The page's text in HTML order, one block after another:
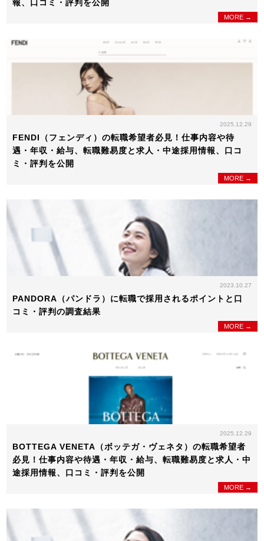
報、口コミ・評判を公開
MORE →
2025.12.29
FENDI（フェンディ）の転職希望者必見！仕事内容や待
遇・年収・給与、転職難易度と求人・中途採用情報、口コ
ミ・評判を公開
MORE →
2023.10.27
PANDORA（パンドラ）に転職で採用されるポイントと口
コミ・評判の調査結果
MORE →
2025.12.29
BOTTEGA VENETA（ボッテガ・ヴェネタ）の転職希望者
必見！仕事内容や待遇・年収・給与、転職難易度と求人・中
途採用情報、口コミ・評判を公開
MORE →